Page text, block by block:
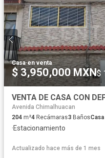
Casa·en venta
$ 3,950,000 MXN$
Avenida Chimalhuacan
204 m²4 Recámaras3 BañosCasa
·Estacionamiento
Actualizado hace más de 1 mes